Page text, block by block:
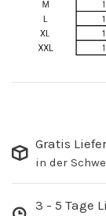
Gratis
in der
3 - 5 Tage